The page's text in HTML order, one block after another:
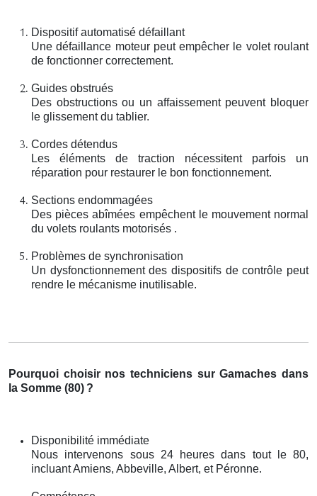
Dispositif automatisé défaillant
Une défaillance moteur peut empêcher le volet roulant
de fonctionner correctement.
Guides obstrués
Des obstructions ou un affaissement peuvent bloquer
le glissement du tablier.
Cordes détendus
Les éléments de traction nécessitent parfois un
réparation pour restaurer le bon fonctionnement.
Sections endommagées
Des pièces abîmées empêchent le mouvement normal
du volets roulants motorisés .
Problèmes de synchronisation
Un dysfonctionnement des dispositifs de contrôle peut
rendre le mécanisme inutilisable.
Pourquoi choisir nos techniciens sur Gamaches dans
la Somme (80) ?
Disponibilité immédiate
Nous intervenons sous 24 heures dans tout le 80,
incluant Amiens, Abbeville, Albert, et Péronne.